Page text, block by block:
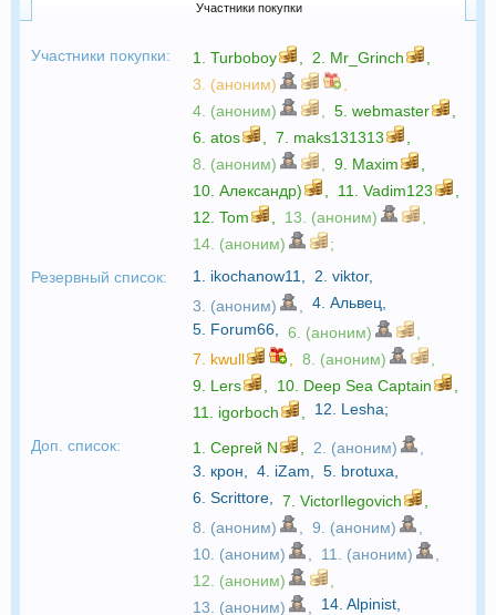
Участники покупки
Участники покупки: 1. Turboboy 2. Mr_Grinch
3. (аноним)
4. (аноним)
5. webmaster
6. atos 7. maks131313
8. (аноним)
9. Maxim
10. Александр) 11. Vadim123
12. Tom 13. (аноним)
14. (аноним)
;
Резервный список:
1. ikochanow11 2. viktor,
3. (аноним)
4. Альвец
5. Forum66 6. (аноним)
7. kwull 8. (аноним)
9. Lers 10. Deep Sea Captain
11. igorboch 12. Lesha;
Доп. список: 1. Сергей N 2. (аноним)
3. крон 4. iZam 5. brotuxa
6. Scrittore 7. VictorIlegovich
8. (аноним)
9. (аноним)
10. (аноним)
11. (аноним)
12. (аноним)
13. (аноним)
14. Alpinist